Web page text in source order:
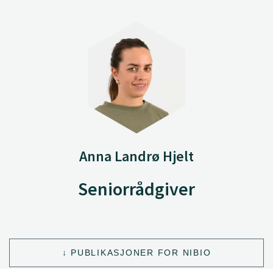
Anna Landrø Hjelt
Seniorrådgiver
PUBLIKASJONER FOR NIBIO